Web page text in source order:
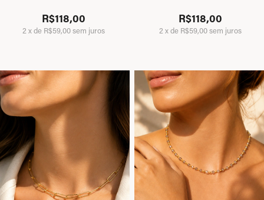
R$118,00
2 xde R$59,00sem juros
R$118,00
2 xde R$59,00sem juros